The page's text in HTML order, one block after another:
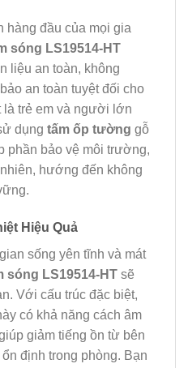
hàng đầu của mọi gia
sóng LS19514-HT
liệu an toàn, không
an toàn tuyệt đối cho
trẻ em và người lớn
dụng tấm ốp tường gỗ
phần bảo vệ môi trường,
hướng đến không
Hiệu Quả
sống yên tĩnh và mát
sóng LS19514-HT sẽ
Với cấu trúc đặc biệt,
có khả năng cách âm
giảm tiếng ồn từ bên
định trong phòng. Bạn